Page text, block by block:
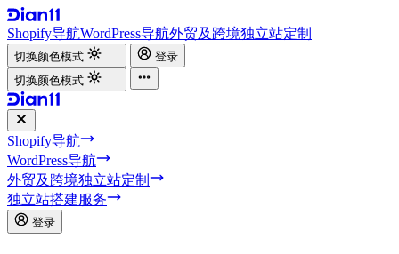
Shopify导航WordPress导航外贸及跨境独立站定制
切换颜色模式
登录
切换颜色模式
Shopify导航
WordPress导航
外贸及跨境独立站定制
独立站搭建服务
登录